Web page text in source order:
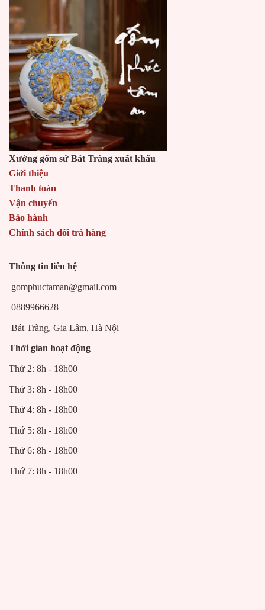
Xưởng gốm sứ Bát Tràng xuất khẩu
Giới thiệu
Thanh toán
Vận chuyển
Bảo hành
Chính sách đổi trả hàng
Thông tin liên hệ
gomphuctaman@gmail.com
0889966628
Bát Tràng, Gia Lâm, Hà Nội
Thời gian hoạt động
Thứ 2: 8h - 18h00
Thứ 3: 8h - 18h00
Thứ 4: 8h - 18h00
Thứ 5: 8h - 18h00
Thứ 6: 8h - 18h00
Thứ 7: 8h - 18h00